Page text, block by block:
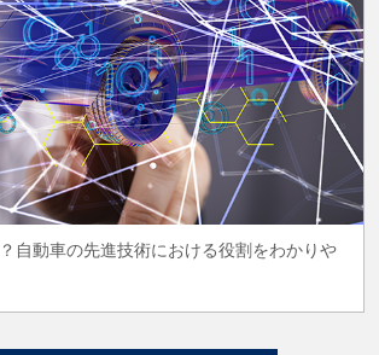
自動車の先進技術における役割をわかりや